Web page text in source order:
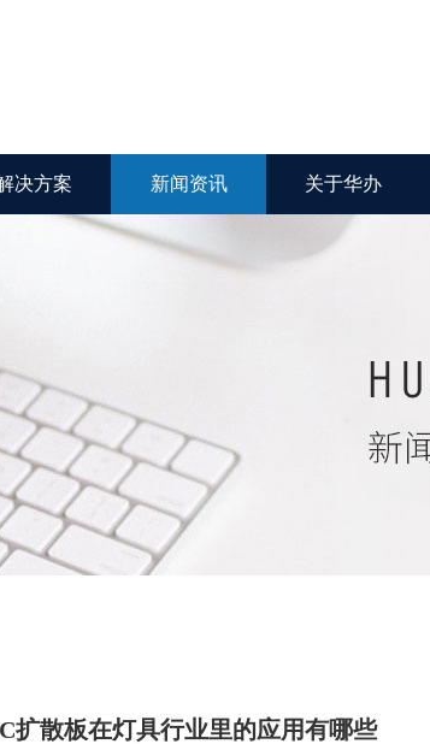
决方案 新闻资讯 关于华办
扩散板在灯具行业里的应用有哪些